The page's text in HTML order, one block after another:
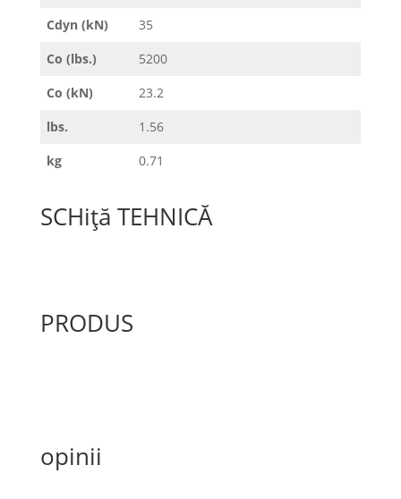
Cdyn (kN)
35
Co (lbs.)
5200
Co (kN)
23.2
lbs.
1.56
kg
0.71
SCHiță TEHNICĂ
PRODUS
opinii